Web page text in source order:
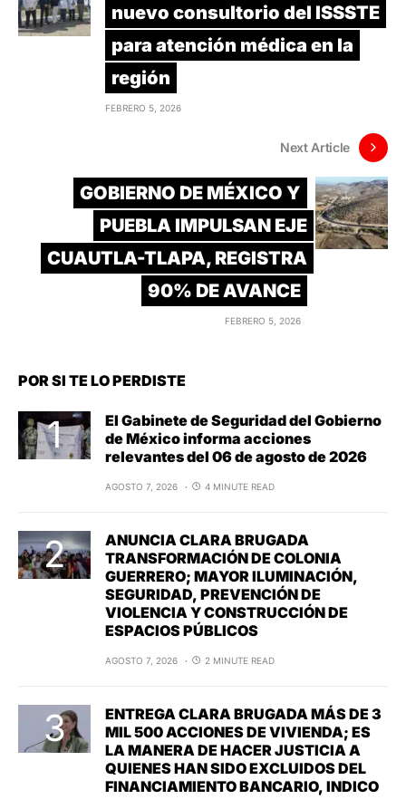
nuevo consultorio del ISSSTE
para atención médica en la
región
FEBRERO 5, 2026
Next Article
GOBIERNO DE MÉXICO Y
PUEBLA IMPULSAN EJE
CUAUTLA-TLAPA, REGISTRA
90% DE AVANCE
FEBRERO 5, 2026
POR SI TE LO PERDISTE
El Gabinete de Seguridad del Gobierno
de México informa acciones
relevantes del 06 de agosto de 2026
AGOSTO 7, 2026 4 MINUTE READ
ANUNCIA CLARA BRUGADA
TRANSFORMACIÓN DE COLONIA
GUERRERO; MAYOR ILUMINACIÓN,
SEGURIDAD, PREVENCIÓN DE
VIOLENCIA Y CONSTRUCCIÓN DE
ESPACIOS PÚBLICOS
AGOSTO 7, 2026 2 MINUTE READ
ENTREGA CLARA BRUGADA MÁS DE 3
MIL 500 ACCIONES DE VIVIENDA; ES
LA MANERA DE HACER JUSTICIA A
QUIENES HAN SIDO EXCLUIDOS DEL
FINANCIAMIENTO BANCARIO, INDICO